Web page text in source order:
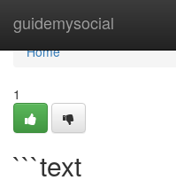
guidemysocial
Home
Home
1
```text